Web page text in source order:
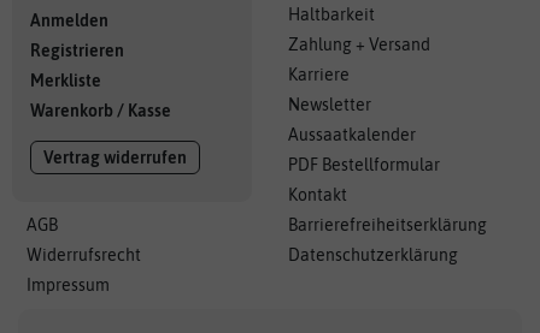
Anmelden
Registrieren
Merkliste
Warenkorb / Kasse
Vertrag widerrufen
AGB
Widerrufsrecht
Impressum
Haltbarkeit
Zahlung + Versand
Karriere
Newsletter
Aussaatkalender
PDF Bestellformular
Kontakt
Barrierefreiheitserklärung
Datenschutzerklärung